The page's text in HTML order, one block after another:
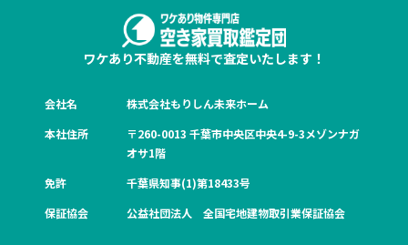
ワケあり不動産を無料で査定いたします！
会社名
株式会社もりしん未来ホーム
本社住所
〒260-0013 千葉市中央区中央4-9-3メゾンナガ
オサ1階
免許
千葉県知事(1)第18433号
保証協会
公益社団法人 全国宅地建物取引業保証協会